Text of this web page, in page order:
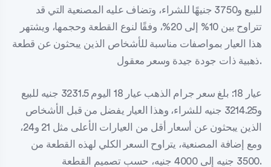
للبيع و3750 جنيهًا للشراء، وتضاف عليه المصنعية التي قد
تتراوح بين 10% إلى 20%، وفقًا لنوع القطعة وحجمها، ويشتهر
هذا العيار بمواصفات مناسبة للأشخاص الذين يبحثون عن قطعة
ذهبية ذات جودة جيدة وسعر معقول.
عيار 18: بلغ سعر جرام الذهب عيار 18 اليوم 3231.5 جنيه للبيع
و3214.25 جنيه للشراء، وهذا العيار يفضل من قبل الأشخاص
الذين يبحثون عن أسعار أقل من العيارات الأعلى مثل 21 و24،
ومع إضافة المصنعية، يتراوح السعر الكلي لهذه القطعة من
3500 جنيه إلى 4000 جنيه، حسب تصميم القطعة.